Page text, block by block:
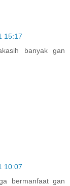
15:17
banyak gan
10:07
bermanfaat gan